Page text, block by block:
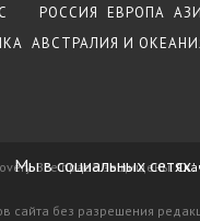
РОССИЯ ЕВРОПА
АВСТРАЛИЯ И
Все права защищены.
сайта без разрешения
Мы в социальных сетях: